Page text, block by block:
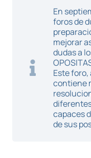
En
foros de
mejorar
dudas a
Este
contiene
capaces
de sus